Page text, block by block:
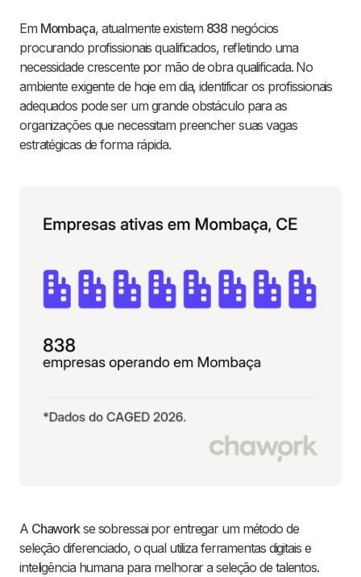
Em Mombaça, atualmente existem 838 negócios
procurando profissionais qualificados, refletindo uma
necessidade crescente por mão de obra qualificada. No
ambiente exigente de hoje em dia, identificar os profissionais
adequados pode ser um grande obstáculo para as
organizações que necessitam preencher suas vagas
estratégicas de forma rápida.
A Chaworkse sobressai por entregar um método de
seleção diferenciado, o qual utiliza ferramentas digitais e
inteligência humana para melhorar a seleção de talentos.